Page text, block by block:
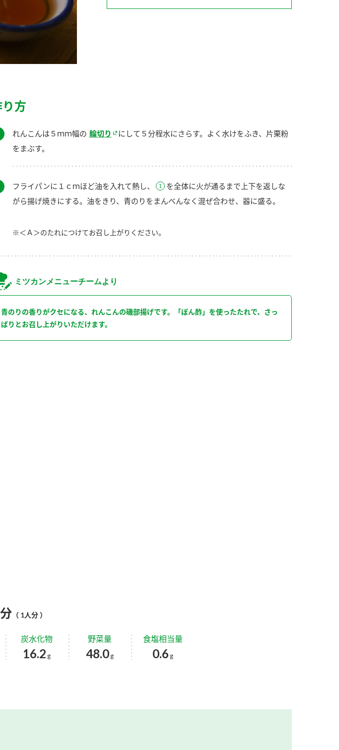
方
れんこんは５ｍｍ幅の 輪切り
にして５分程水にさらす。よく水けをふき、片栗粉
をまぶす。
フライパンに１ｃｍほど油を入れて熱し、
を全体に火が通るまで上下を返しな
がら揚げ焼きにする。油をきり、青のりをまんべんなく混ぜ合わせ、器に盛る。
※＜Ａ＞のたれにつけてお召し上がりください。
ミツカンメニューチームより
青のりの香りがクセになる、れんこんの磯部揚げです。「ぽん酢」を使ったたれで、さっ
ぱりとお召し上がりいただけます。
（ 1人分 ）
炭水化物
16.2 g
野菜量
48.0g
食塩相当量
0.6 g